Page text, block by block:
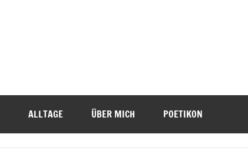
ALLTAGE ÜBER MICH POETIKON